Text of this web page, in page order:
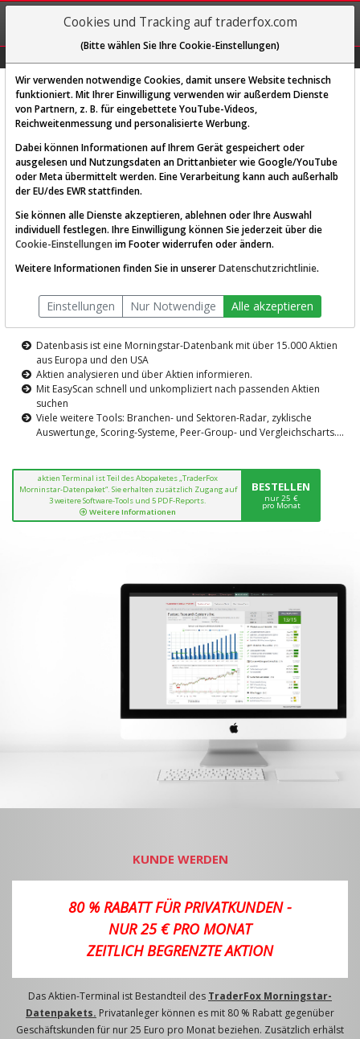
REGIS-
TRIEREN
Diese Funktion ist nur für
AKTIEN-TERMINAL
Die Aktienanalyse-Plattform von
TraderFox
Datenbasis ist eine Morningstar-Datenbank mit über 15.000 Aktien
aus Europa und den USA
Aktien analysieren und über Aktien informieren.
Mit EasyScan schnell und unkompliziert nach passenden Aktien
suchen
Viele weitere Tools: Branchen- und Sektoren-Radar, zyklische
Auswertunge, Scoring-Systeme, Peer-Group- und Vergleichscharts....
aktien Terminal ist Teil des Abopaketes „TraderFox
Morninstar-Datenpaket“. Sie erhalten zusätzlich Zugang auf
3 weitere Software-Tools und 5 PDF-Reports.
Weitere Informationen
BESTELLEN
nur 25 €
pro Monat
KUNDE WERDEN
80 % RABATT FÜR PRIVATKUNDEN -
NUR 25 € PRO MONAT
ZEITLICH BEGRENZTE AKTION
Das Aktien-Terminal ist Bestandteil des TraderFox Morningstar-
Datenpakets. Privatanleger können es mit 80 % Rabatt gegenüber
Geschäftskunden für nur 25 Euro pro Monat beziehen. Zusätzlich erhälst
Cookies und Tracking auf traderfox.com
(Bitte wählen Sie Ihre Cookie-Einstellungen)
Wir verwenden notwendige Cookies, damit unsere Website technisch
funktioniert. Mit Ihrer Einwilligung verwenden wir außerdem Dienste
von Partnern, z. B. für eingebettete YouTube-Videos,
Reichweitenmessung und personalisierte Werbung.
Dabei können Informationen auf Ihrem Gerät gespeichert oder
ausgelesen und Nutzungsdaten an Drittanbieter wie Google/YouTube
oder Meta übermittelt werden. Eine Verarbeitung kann auch außerhalb
der EU/des EWR stattfinden.
Sie können alle Dienste akzeptieren, ablehnen oder Ihre Auswahl
individuell festlegen. Ihre Einwilligung können Sie jederzeit über die
Cookie-Einstellungen im Footer widerrufen oder ändern.
Weitere Informationen finden Sie in unsererDatenschutzrichtlinie.
Einstellungen Nur Notwendige Alle akzeptieren